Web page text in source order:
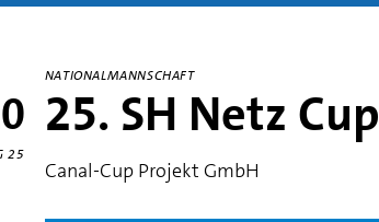
25
NATIONALMANNSCHAFT
25. SH Netz Cup
Canal-Cup Projekt GmbH